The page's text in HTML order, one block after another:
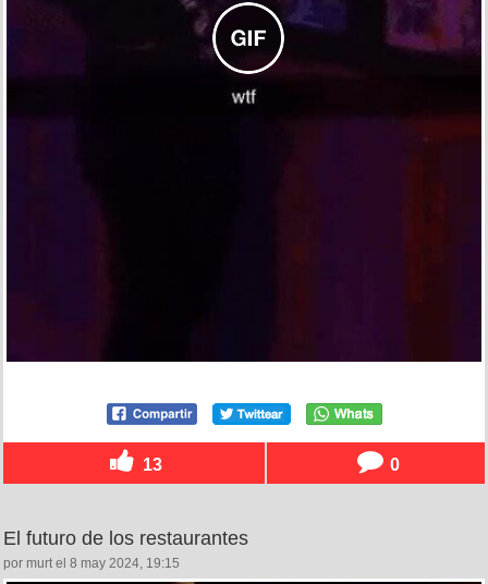
13 0
El futuro de los restaurantes
por murt el 8 may 2024, 19:15